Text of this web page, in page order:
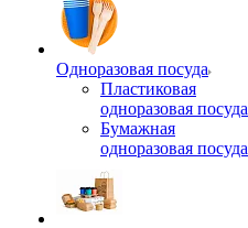
Одноразовая посуда
Пластиковая
одноразовая посуда
Бумажная
одноразовая посуда